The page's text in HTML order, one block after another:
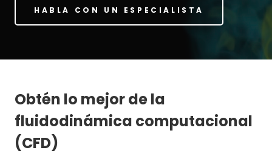
HABLA CON UN ESPECIALISTA
Obtén lo mejor de la
fluidodinámica computacional
(CFD)